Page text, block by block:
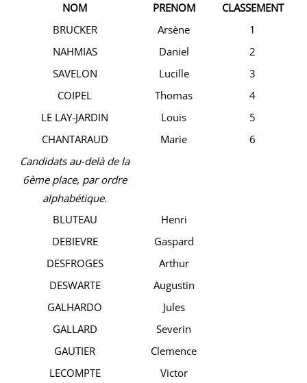
NOM
PRENOM
CLASSEMENT
BRUCKER
Arsène
1
NAHMIAS
Daniel
2
SAVELON
Lucille
3
COIPEL
Thomas
4
LE LAY-JARDIN
Louis
5
CHANTARAUD
Marie
6
Candidats au-delà de la
6ème place, par ordre
alphabétique.
BLUTEAU
Henri
DEBIEVRE
Gaspard
DESFROGES
Arthur
DESWARTE
Augustin
GALHARDO
Jules
GALLARD
Severin
GAUTIER
Clemence
LECOMPTE
Victor